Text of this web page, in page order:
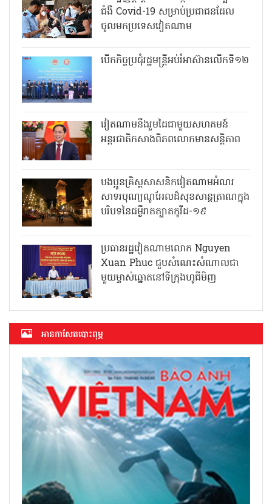
ជំងឺ Covid-19 សម្រាប់ប្រជាជនដែល
ចូលមកប្រទេសវៀតណាម
បើកកិច្ចប្រជុំរដ្ឋមន្ត្រីអប់រំអាស៊ានលើកទី១២
វៀតណាមនឹងរួមដៃជាមួយសហគមន៍
អន្តរជាតិកសាងពិភពលោកមានសន្តិភាព
បងប្អូនគ្រិស្តសាសនិកវៀតណាមអំណរ
សាទរបុណ្យណូអែលដ៏សុខសាន្តត្រាណក្នុង
បរិបទនៃជម្ងឺរាតត្បាតកូវីដ-១៩
ប្រធានរដ្ឋវៀតណាមលោក Nguyen
Xuan Phuc ជួបសំណេះសំណាលជា
មួយម្ចាស់ឆ្នោតនៅទីក្រុងហូជីមិញ
អាន​កាសែត​បោះពុម្ភ